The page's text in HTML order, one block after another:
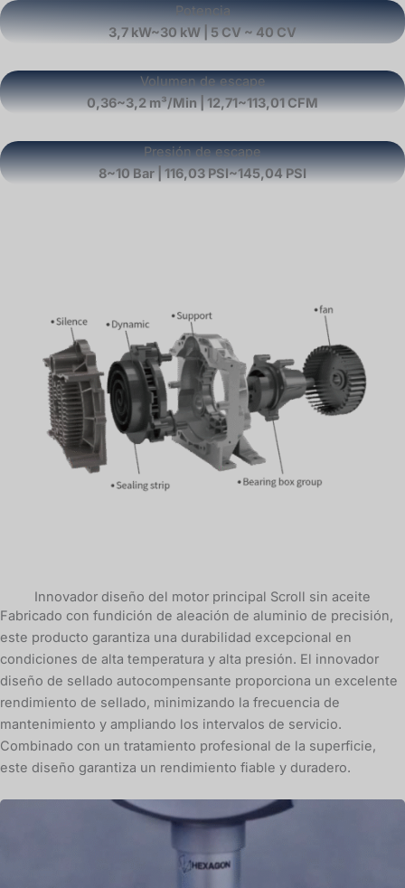
Potencia
3,7 kW~30 kW | 5 CV ~ 40 CV
Volumen de escape
0,36~3,2 m³/Min | 12,71~113,01 CFM
Presión de escape
8~10 Bar | 116,03 PSI~145,04 PSI
Innovador diseño del motor principal Scroll sin aceite
Fabricado con fundición de aleación de aluminio de precisión,
este producto garantiza una durabilidad excepcional en
condiciones de alta temperatura y alta presión. El innovador
diseño de sellado autocompensante proporciona un excelente
rendimiento de sellado, minimizando la frecuencia de
mantenimiento y ampliando los intervalos de servicio.
Combinado con un tratamiento profesional de la superficie,
este diseño garantiza un rendimiento fiable y duradero.